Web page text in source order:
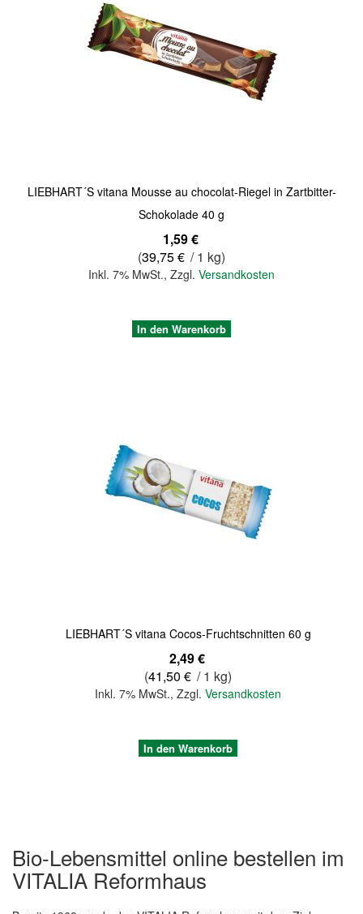
LIEBHART´S vitana Mousse au chocolat-Riegel in Zartbitter-
Schokolade 40 g
1,59 €
(39,75 € / 1 kg)
Inkl. 7% MwSt., Zzgl. Versandkosten
In den Warenkorb
LIEBHART´S vitana Cocos-Fruchtschnitten 60 g
2,49 €
(41,50 € / 1 kg)
Inkl. 7% MwSt.,Zzgl.Versandkosten
In den Warenkorb
Bio-Lebensmittel online bestellen im
VITALIA Reformhaus